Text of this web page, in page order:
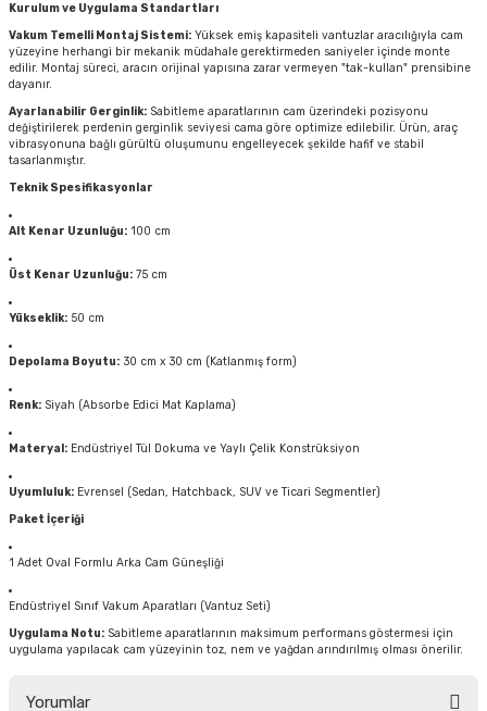
Kurulum ve Uygulama Standartları
Vakum Temelli Montaj Sistemi: Yüksek emiş kapasiteli vantuzlar aracılığıyla cam
yüzeyine herhangi bir mekanik müdahale gerektirmeden saniyeler içinde monte
edilir. Montaj süreci, aracın orijinal yapısına zarar vermeyen "tak-kullan" prensibine
dayanır.
Ayarlanabilir Gerginlik: Sabitleme aparatlarının cam üzerindeki pozisyonu
değiştirilerek perdenin gerginlik seviyesi cama göre optimize edilebilir. Ürün, araç
vibrasyonuna bağlı gürültü oluşumunu engelleyecek şekilde hafif ve stabil
tasarlanmıştır.
Teknik Spesifikasyonlar
Alt Kenar Uzunluğu: 100 cm
Üst Kenar Uzunluğu: 75 cm
Yükseklik: 50 cm
Depolama Boyutu: 30 cm x 30 cm (Katlanmış form)
Renk: Siyah (Absorbe Edici Mat Kaplama)
Materyal: Endüstriyel Tül Dokuma ve Yaylı Çelik Konstrüksiyon
Uyumluluk: Evrensel (Sedan, Hatchback, SUV ve Ticari Segmentler)
Paket İçeriği
1 Adet Oval Formlu Arka Cam Güneşliği
Endüstriyel Sınıf Vakum Aparatları (Vantuz Seti)
Uygulama Notu: Sabitleme aparatlarının maksimum performans göstermesi için
uygulama yapılacak cam yüzeyinin toz, nem ve yağdan arındırılmış olması önerilir.
Yorumlar